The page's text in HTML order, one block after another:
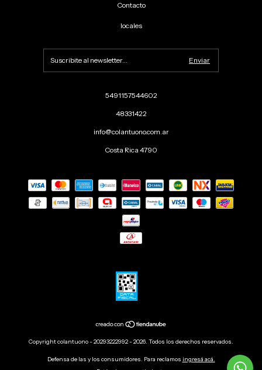
Contacto
locales
5491157544602
48331422
info@colantuono.com.ar
Costa Rica 4790
Copyright colantuono - 20293222992 - 2026. Todos los derechos reservados.
Defensa de las y los consumidores. Para reclamos ingresá acá.